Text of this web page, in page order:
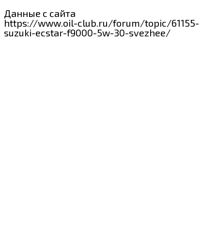
Данные с сайта
https://www.oil-club.ru/forum/topic/61155-
suzuki-ecstar-f9000-5w-30-svezhee/